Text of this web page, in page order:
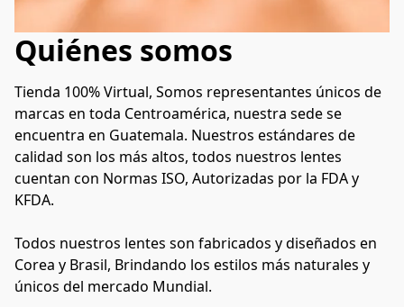
Quiénes somos
Tienda 100% Virtual, Somos representantes únicos de
marcas en toda Centroamérica, nuestra sede se
encuentra en Guatemala. Nuestros estándares de
calidad son los más altos, todos nuestros lentes
cuentan con Normas ISO, Autorizadas por la FDA y
KFDA.
Todos nuestros lentes son fabricados y diseñados en
Corea y Brasil, Brindando los estilos más naturales y
únicos del mercado Mundial.